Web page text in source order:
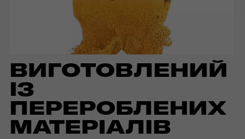
ВИГОТОВЛЕНИЙ
ІЗ
ПЕРЕРОБЛЕНИХ
МАТЕРІАЛІВ